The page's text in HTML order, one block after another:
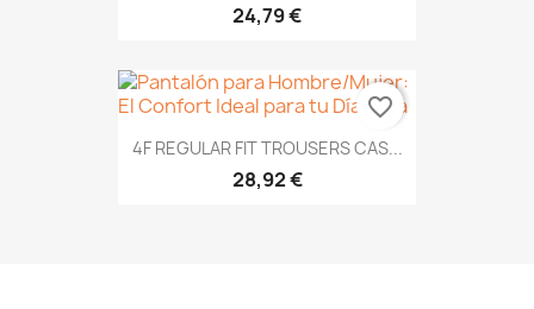
24,79 €
4F REGULAR FIT TROUSERS CAS...
28,92 €
favorite_border